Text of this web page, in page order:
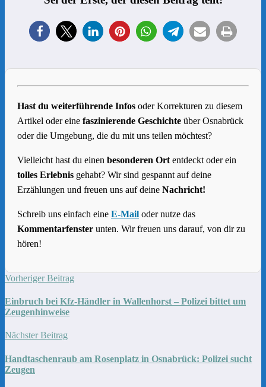
Hast du weiterführende Infos oder Korrekturen zu diesem
Artikel oder eine faszinierende Geschichte über Osnabrück
oder die Umgebung, die du mit uns teilen möchtest?
Vielleicht hast du einen besonderen Ort entdeckt oder ein
tolles Erlebnis gehabt? Wir sind gespannt auf deine
Erzählungen und freuen uns auf deine Nachricht!
Schreib uns einfach eine E-Mail oder nutze das
Kommentarfenster unten. Wir freuen uns darauf, von dir zu
hören!
Vorheriger Beitrag
Einbruch bei Kfz-Händler in Wallenhorst – Polizei bittet um
Zeugenhinweise
Nächster Beitrag
Handtaschenraub am Rosenplatz in Osnabrück: Polizei sucht
Zeugen